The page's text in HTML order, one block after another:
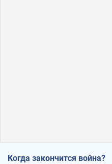
Когда закончится война?